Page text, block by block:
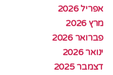
אפריל 2026
מרץ 2026
פברואר 2026
ינואר 2026
דצמבר 2025